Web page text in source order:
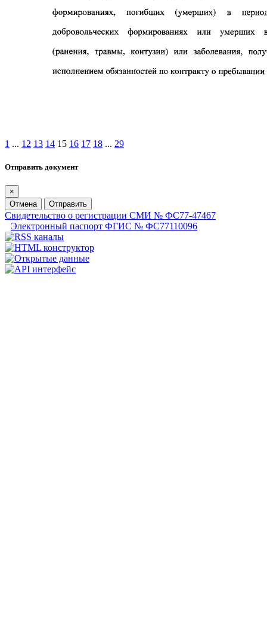
1 ... 12 13 14 15 16 17 18 ... 29
Отправить документ
×
Отмена
Отправить
Свидетельство о регистрации СМИ № ФС77-47467
Электронный паспорт ФГИС № ФС77110096